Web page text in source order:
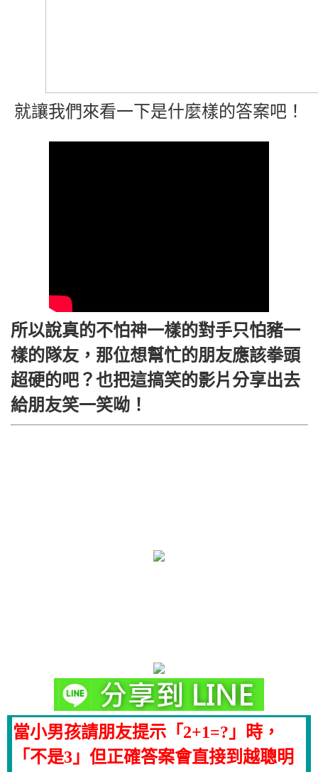
就讓我們來看一下是什麼樣的答案吧！
所以說真的不怕神一樣的對手只怕豬一
樣的隊友，那位想幫忙的朋友應該拳頭
超硬的吧？也把這搞笑的影片分享出去
給朋友笑一笑呦！
當小男孩請朋友提示「2+1=?」時，
「不是3」但正確答案會直接到越聰明